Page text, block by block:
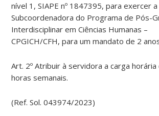
nível 1, SIAPE nº 1847395, para exercer
Subcoordenadora do Programa de Pós-
Interdisciplinar em Ciências Humanas –
CPGICH/CFH, para um mandato de 2
Art. 2º Atribuir à servidora a carga
horas semanais.
(Ref. Sol. 043974/2023)